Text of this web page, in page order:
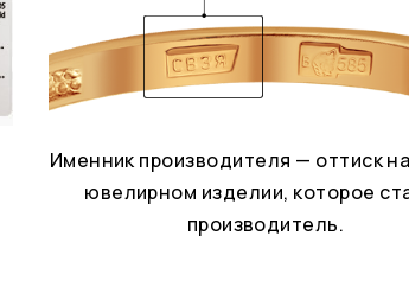
Именник производителя — оттиск
ювелирном изделии, которое
производитель.